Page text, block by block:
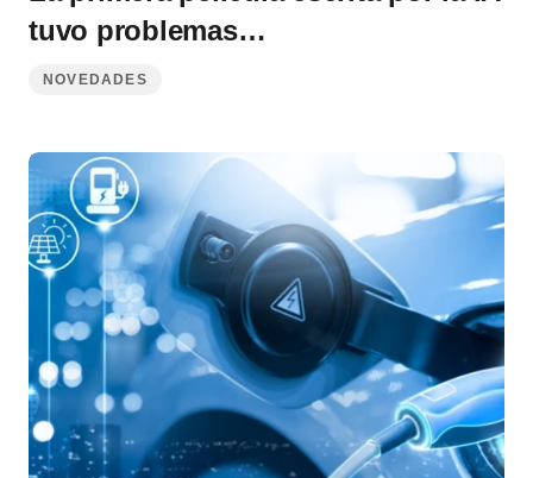
tuvo problemas…
NOVEDADES